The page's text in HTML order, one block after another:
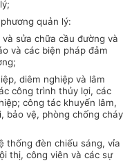
quản lý:
sửa chữa cầu đường và
và các biện pháp đảm
diêm nghiệp và lâm
công trình thủy lợi, các
công tác khuyến lâm,
bảo vệ, phòng chống cháy
thống đèn chiếu sáng, vỉa
thị, công viên và các sự